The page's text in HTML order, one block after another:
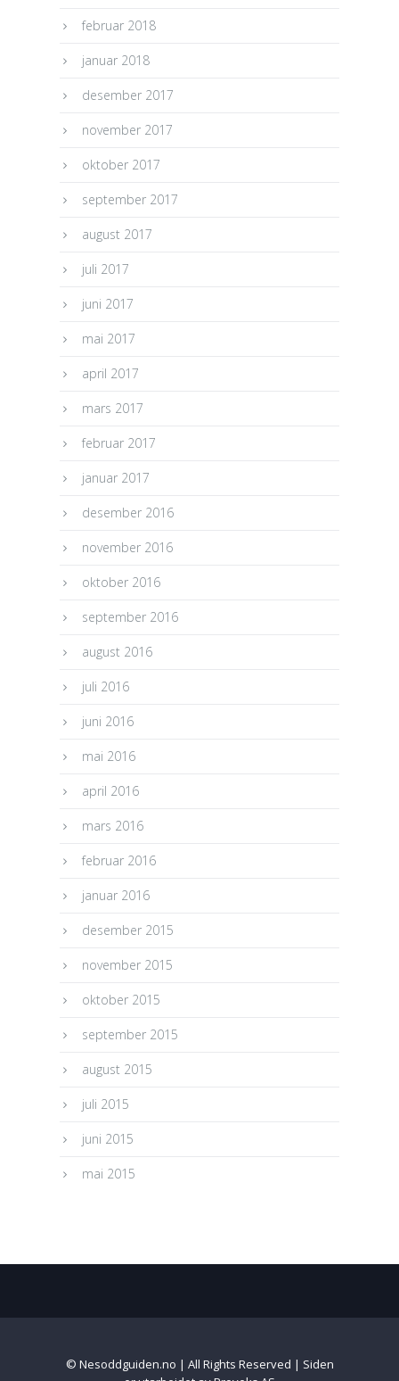
februar 2018
januar 2018
desember 2017
november 2017
oktober 2017
september 2017
august 2017
juli 2017
juni 2017
mai 2017
april 2017
mars 2017
februar 2017
januar 2017
desember 2016
november 2016
oktober 2016
september 2016
august 2016
juli 2016
juni 2016
mai 2016
april 2016
mars 2016
februar 2016
januar 2016
desember 2015
november 2015
oktober 2015
september 2015
august 2015
juli 2015
juni 2015
mai 2015
© Nesoddguiden.no | All Rights Reserved | Siden